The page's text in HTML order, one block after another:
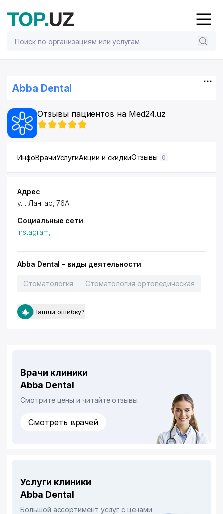
Abba Dental
Отзывы пациентов на Med24.uz
ИнфоВрачиУслугиАкции и скидкиОтзывы 0
Адрес
ул. Лангар, 76А
Социальные сети
Instagram,
Abba Dental - виды деятельности
Стоматология Стоматология ортопедическая
Нашли ошибку?
Врачи клиники
Abba Dental
Смотрите цены и читайте отзывы
Смотреть врачей
Услуги клиники
Abba Dental
Большой ассортимент услуг с ценами